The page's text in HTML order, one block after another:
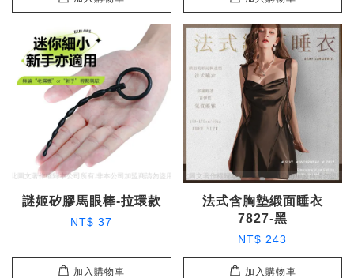
謎姬矽膠馬眼棒-拉環款
NT$ 37
加入購物車
法式含胸墊緞面睡衣
7827-黑
NT$ 243
加入購物車